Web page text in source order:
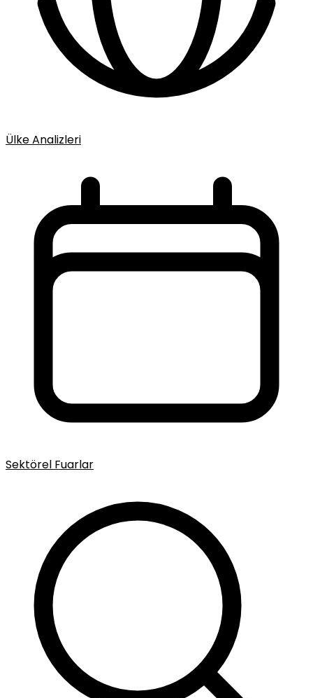
Ülke Analizleri
Sektörel Fuarlar